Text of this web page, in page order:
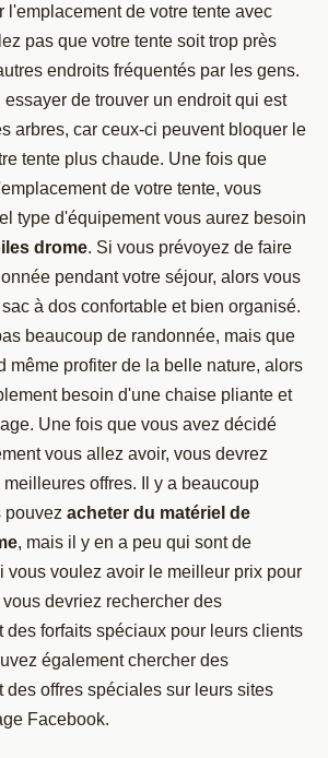
l'emplacement de votre tente avec
pas que votre tente soit trop près
endroits fréquentés par les gens.
de trouver un endroit qui est
arbres, car ceux-ci peuvent bloquer le
tente plus chaude. Une fois que
de votre tente, vous
type d'équipement vous aurez besoin
drome. Si vous prévoyez de faire
pendant votre séjour, alors vous
à dos confortable et bien organisé.
beaucoup de randonnée, mais que
même profiter de la belle nature, alors
besoin d'une chaise pliante et
Une fois que vous avez décidé
vous allez avoir, vous devrez
offres. Il y a beaucoup
pouvez acheter du matériel de
, mais il y en a peu qui sont de
vous voulez avoir le meilleur prix pour
devriez rechercher des
des forfaits spéciaux pour leurs clients
également chercher des
des offres spéciales sur leurs sites
Facebook.